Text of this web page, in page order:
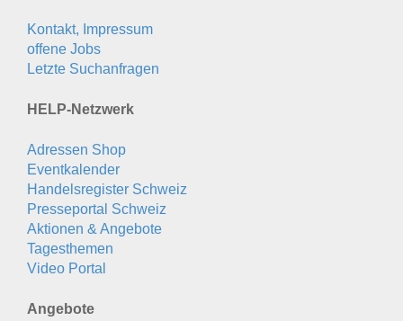
Kontakt, Impressum
offene Jobs
Letzte Suchanfragen
HELP-Netzwerk
Adressen Shop
Eventkalender
Handelsregister Schweiz
Presseportal Schweiz
Aktionen & Angebote
Tagesthemen
Video Portal
Angebote